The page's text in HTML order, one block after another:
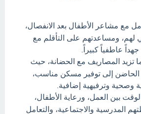
مع مشاعر الأطفال بعد الانفصال،
لهم، ومساعدتهم على التأقلم مع
عاطفياً كبيراً.
ما تزيد المصاريف مع الحضانة، حيث
الحاضن إلى توفير مسكن مناسب،
وصحية وترفيهية إضافية.
بين العمل، ورعاية الأطفال،
المدرسية والاجتماعية، والتعامل